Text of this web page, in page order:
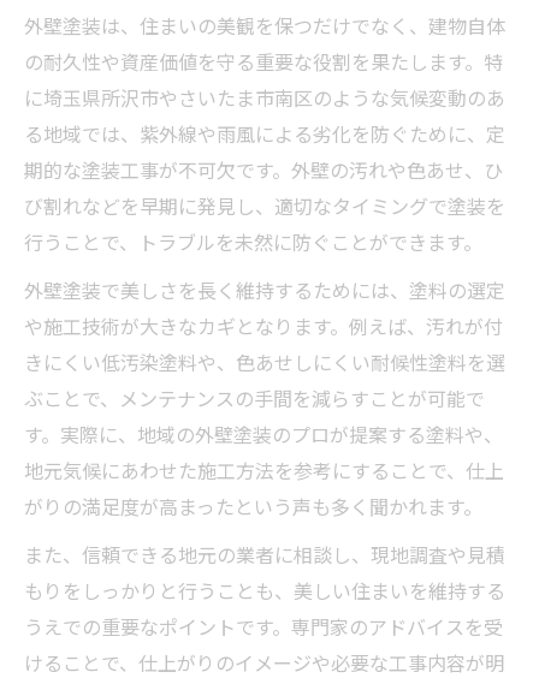
外壁塗装は、住まいの美観を保つだけでなく、建物自体
の耐久性や資産価値を守る重要な役割を果たします。特
に埼玉県所沢市やさいたま市南区のような気候変動のあ
る地域では、紫外線や雨風による劣化を防ぐために、定
期的な塗装工事が不可欠です。外壁の汚れや色あせ、ひ
び割れなどを早期に発見し、適切なタイミングで塗装を
行うことで、トラブルを未然に防ぐことができます。
外壁塗装で美しさを長く維持するためには、塗料の選定
や施工技術が大きなカギとなります。例えば、汚れが付
きにくい低汚染塗料や、色あせしにくい耐候性塗料を選
ぶことで、メンテナンスの手間を減らすことが可能で
す。実際に、地域の外壁塗装のプロが提案する塗料や、
地元気候にあわせた施工方法を参考にすることで、仕上
がりの満足度が高まったという声も多く聞かれます。
また、信頼できる地元の業者に相談し、現地調査や見積
もりをしっかりと行うことも、美しい住まいを維持する
うえでの重要なポイントです。専門家のアドバイスを受
けることで、仕上がりのイメージや必要な工事内容が明